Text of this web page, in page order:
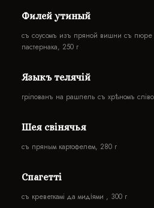
Филей утиный
съ соусомъ изъ пряной вишни съ пюре
пастернака, 250 г
Языкъ телячій
грiлованъ на рашпель съ хрѣномъ
Шея свiнячья
съ пряным картофелем, 280 г
Спагеттi
съ креветкамi да мидіями , 300 г